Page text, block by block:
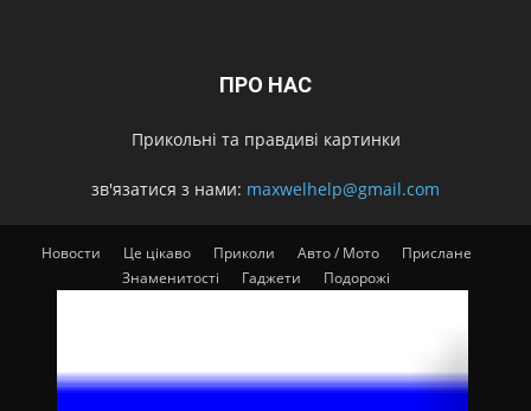
ПРО НАС
Прикольні та правдиві картинки
зв'язатися з нами: maxwelhelp@gmail.com
Новости Це цікаво Приколи Авто / Мото
Прислане
Знаменитості
Гаджети Подорожі